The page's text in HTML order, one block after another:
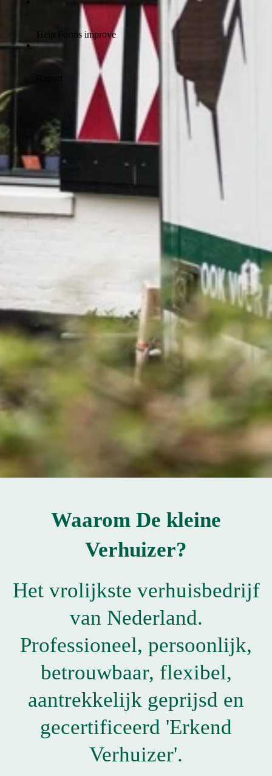
Waarom De kleine
Verhuizer?
Het vrolijkste verhuisbedrijf
van Nederland.
Professioneel, persoonlijk,
betrouwbaar, flexibel,
aantrekkelijk geprijsd en
gecertificeerd 'Erkend
Verhuizer'.